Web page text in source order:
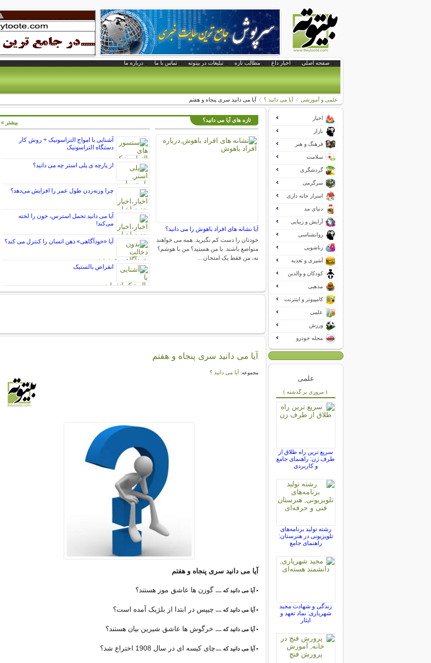
صفحه اصلی اخبار داغ مطالب تازه تبلیغات در بیتوته تماس با ما درباره ما
علمی و آموزشی آیا می دانید ؟ آیا می دانید سری پنجاه و هفتم
تازه های آیا می دانید؟
آیا نشانه های افراد باهوش را می دانید؟
خودتان را دست کم نگیرید. همه می خواهند
متواضع باشند. با من هستید؟ من با هوشم؟
نه، من فقط یک امتحان…
آشنایی با امواج التراسونیک + روش کار
دستگاه التراسونیک
از پارچه ی پلی استر چه می دانید؟
چرا وزنه‌زدن طول عمر را افزایش می‌دهد؟
آیا می دانید تحمل استرس، خون را لخته
می‌کند!
آیا «خودآگاهی» ذهن انسان را کنترل می کند؟
انقراض بالستیک
بیشتر »
آیا می دانید سری پنجاه و هفتم
مجموعه: آیا می دانید ؟
آیا می دانید سری پنجاه و هفتم
• آیا می دانید که .... گوزن ها عاشق موز هستند؟
• آیا می دانید که .... چیپس در ابتدا از بلژیک آمده است؟
• آیا می دانید که .... خرگوش ها عاشق شیرین بیان هستند؟
• آیا می دانید که ....چای کیسه ای در سال 1908 اختراع شد؟
اخبار
بازار
فرهنگ و هنر
سلامت
گردشگری
سرگرمی
اسرار خانه داری
دنیای مد
آرایش و زیبایی
روانشناسی
زناشویی
آشپزی و تغذیه
کودکان و والدین
مذهبی
کامپیوتر و اینترنت
علمی
ورزش
مجله خودرو
علمی
( مروری بر گذشته )
سریع ترین راه طلاق از
طرف زن: راهنمای جامع
و کاربردی
رشته تولید برنامه‌های
تلویزیونی در هنرستان:
راهنمای جامع
زندگی و شهادت مجید
شهریاری: نماد تعهد و
ایثار